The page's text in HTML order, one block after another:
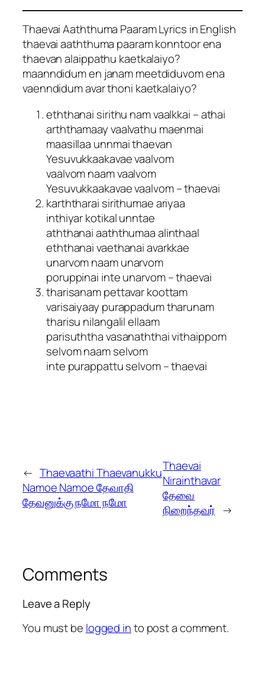
Thaevai Aaththuma Paaram Lyrics in English
thaevai aaththuma paaram konntoor ena
thaevan alaippathu kaetkalaiyo?
maanndidum en janam meetdiduvom ena
vaenndidum avar thoni kaetkalaiyo?
eththanai sirithu nam vaalkkai – athai
arththamaay vaalvathu maenmai
maasillaa unnmai thaevan
Yesuvukkaakavae vaalvom
vaalvom naam vaalvom
Yesuvukkaakavae vaalvom – thaevai
karththarai sirithumae ariyaa
inthiyar kotikal unntae
aththanai aaththumaa alinthaal
eththanai vaethanai avarkkae
unarvom naam unarvom
poruppinai inte unarvom – thaevai
tharisanam pettavar koottam
varisaiyaay purappadum tharunam
tharisu nilangalil ellaam
parisuththa vasanaththai vithaippom
selvom naam selvom
inte purappattu selvom – thaevai
← Thaevaathi Thaevanukku
Namoe Namoe தேவாதி
தேவனுக்கு நமோ நமோ
Thaevai
Nirainthavar
தேவை
நிறைந்தவர் →
Comments
Leave a Reply
You must be logged into post a comment.